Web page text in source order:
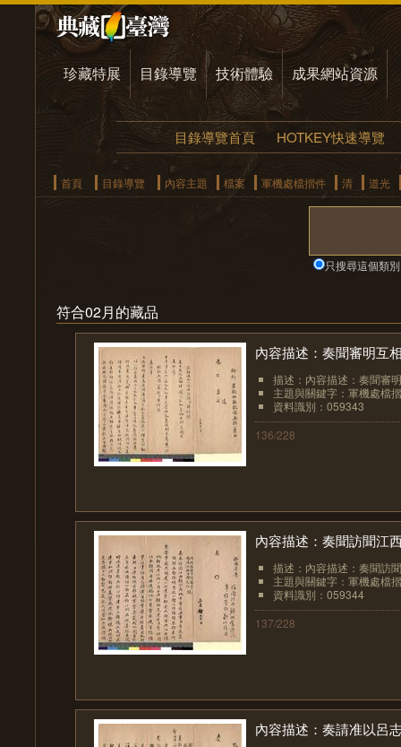
珍藏特展 目錄導覽 技術體驗 成果網站資源
目錄導覽首頁 HOTKEY快速導覽
首頁 目錄導覽 內容主題 檔案 軍機處檔摺件 清 道光
只搜尋這個類別
符合02月的藏品
內容描述：奏聞審明互
描述：內容描述：奏聞審
主題與關鍵字：軍機處檔
資料識別：059343
136/228
內容描述：奏聞訪聞江
描述：內容描述：奏聞訪
主題與關鍵字：軍機處檔
資料識別：059344
137/228
內容描述：奏請准以呂